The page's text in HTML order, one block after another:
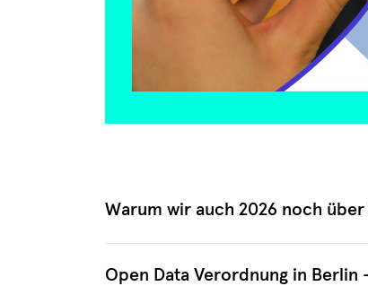
Warum wir auch 2026 noch
Open Data Verordnung in